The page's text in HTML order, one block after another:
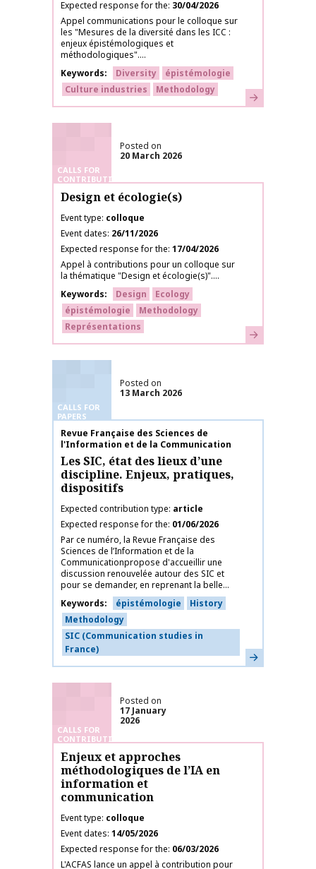
Expected response for the 30/04/2026
Appel communications pour le colloque sur
les "Mesures de la diversité dans les ICC :
enjeux épistémologiques et
méthodologiques"....
Keywords
Diversity
épistémologie
Culture industries
Methodology Learn more
CALLS FOR
CONTRIBUTIONS
Posted on
20 March 2026
Design et écologie(s)
Event type colloque
Event dates 26/11/2026
Expected response for the 17/04/2026
Appel à contributions pour un colloque sur
la thématique "Design et écologie(s)"....
Keywords
Design
Ecology
épistémologie
Methodology
Représentations
Learn more
CALLS FOR
PAPERS
Posted on
13 March 2026
Publication name
Revue Française des Sciences de
l'Information et de la Communication
Les SIC, état des lieux d’une
discipline. Enjeux, pratiques,
dispositifs
Expected contribution type article
Expected response for the 01/06/2026
Par ce numéro, la Revue Française des
Sciences de l’Information et de la
Communicationpropose d'accueillir une
discussion renouvelée autour des SIC et
pour se demander, en reprenant la belle...
Keywords
épistémologie
History
Methodology
SIC (Communication studies in
France)
Learn more
CALLS FOR
CONTRIBUTIONS
Posted on
17 January
2026
Enjeux et approches
méthodologiques de l’IA en
information et
communication
Event type colloque
Event dates 14/05/2026
Expected response for the 06/03/2026
L'ACFAS lance un appel à contribution pour